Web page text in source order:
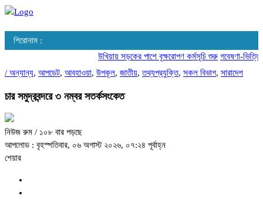
শিরোনাম :
উখিয়ায় সড়কের পাশে বৃক্ষরোপণ কর্মসূচি শুরু গবেষণা-ভিত্তিক
/ অন্যান্য, আপডেট, আবহাওয়া, উপকূল, জাতীয়,তথ্যপ্রযুক্তি, সকল বিভাগ, সারাদেশ
চার সমুদ্রবন্দরে ৩ নম্বর সতর্কসংকেত
নিউজ রুম / ১০৮ বার পড়ছে
আপলোড : বৃহস্পতিবার, ০৬ অগাস্ট ২০২৬, ০৭:২৪ পূর্বাহ্ন
শেয়ার